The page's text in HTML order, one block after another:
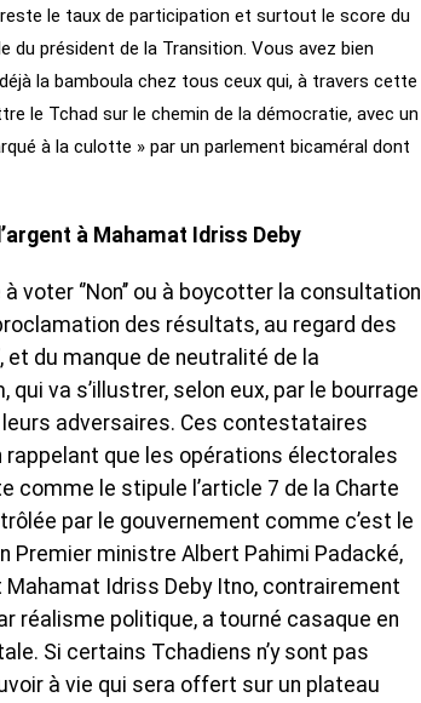
le taux de participation et surtout le score du
du président de la Transition. Vous avez bien
la bamboula chez tous ceux qui, à travers cette
le Tchad sur le chemin de la démocratie, avec un
à la culotte » par un parlement bicaméral dont
à Mahamat Idriss Deby
voter ‘’Non’’ ou à boycotter la consultation
des résultats, au regard des
et du manque de neutralité de la
va s’illustrer, selon eux, par le bourrage
adversaires. Ces contestataires
que les opérations électorales
comme le stipule l’article 7 de la Charte
par le gouvernement comme c’est le
Premier ministre Albert Pahimi Padacké,
Idriss Deby Itno, contrairement
réalisme politique, a tourné casaque en
Si certains Tchadiens n’y sont pas
à vie qui sera offert sur un plateau